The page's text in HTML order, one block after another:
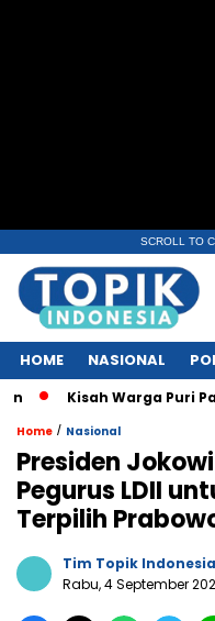
SCROLL TO
HOME NASIONAL
Kisah Warga Puri Park
Home / Nasional
Presiden
Pegurus LDII
Terpilih
Tim Topik Indonesia
Rabu, 4 September